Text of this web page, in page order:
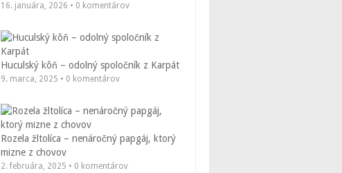
16. januára, 2026 • 0 komentárov
Huculský kôň – odolný spoločník z Karpát
9. marca, 2025 • 0 komentárov
Rozela žltolíca – nenáročný papgáj, ktorý
mizne z chovov
2. februára, 2025 • 0 komentárov